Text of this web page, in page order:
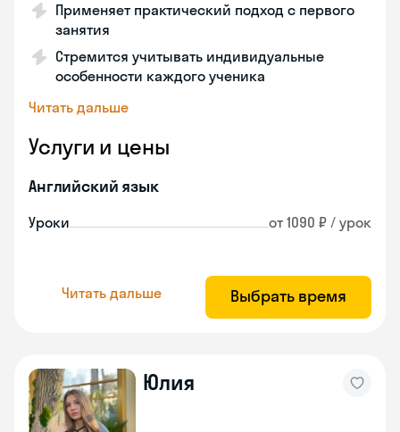
Применяет практический подход с первого
занятия
Стремится учитывать индивидуальные
особенности каждого ученика
Читать дальше
Услуги и цены
Английский язык
Уроки от 1090 ₽ / урок
Читать дальше Выбрать время
Юлия